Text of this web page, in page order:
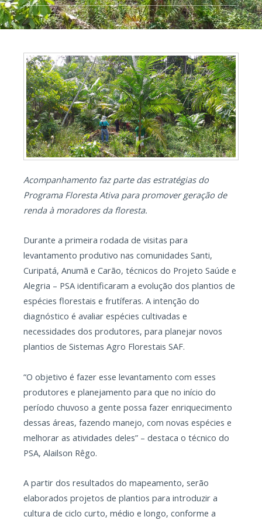
Acompanhamento faz parte das estratégias do
Programa Floresta Ativa para promover geração de
renda à moradores da floresta.
Durante a primeira rodada de visitas para
levantamento produtivo nas comunidades Santi,
Curipatá, Anumã e Carão, técnicos do Projeto Saúde e
Alegria – PSA identificaram a evolução dos plantios de
espécies florestais e frutíferas. A intenção do
diagnóstico é avaliar espécies cultivadas e
necessidades dos produtores, para planejar novos
plantios de Sistemas Agro Florestais SAF.
“O objetivo é fazer esse levantamento com esses
produtores e planejamento para que no início do
período chuvoso a gente possa fazer enriquecimento
dessas áreas, fazendo manejo, com novas espécies e
melhorar as atividades deles” – destaca o técnico do
PSA, Alailson Rêgo.
A partir dos resultados do mapeamento, serão
elaborados projetos de plantios para introduzir a
cultura de ciclo curto, médio e longo, conforme a